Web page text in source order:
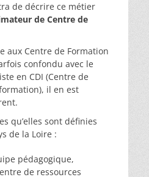
de décrire ce métier
de Centre de
aux Centre de Formation
confondu avec le
en CDI (Centre de
il en est
qu’elles sont définies
de la Loire :
pédagogique,
de ressources